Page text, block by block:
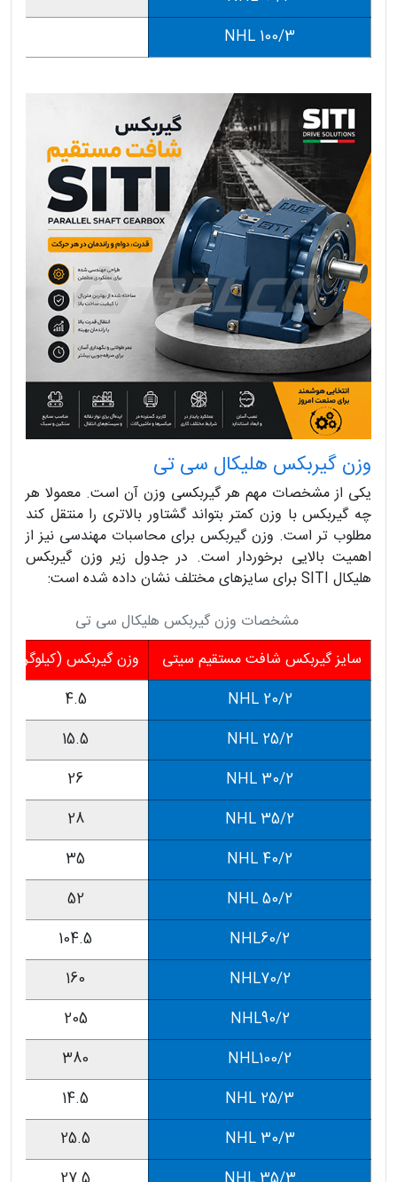
NHL 100/3
وزن گیربکس هلیکال سی تی
یکی از مشخصات مهم هر گیربکسی وزن آن است. معمولا هر
چه گیربکس با وزن کمتر بتواند گشتاور بالاتری را منتقل کند
مطلوب تر است. وزن گیربکس برای محاسبات مهندسی نیز از
اهمیت بالایی برخوردار است. در جدول زیر وزن گیربکس
هلیکال SITI برای سایزهای مختلف نشان داده شده است:
مشخصات وزن گیربکس هلیکال سی تی
سایز گیربکس شافت مستقیم سیتی
وزن گیربکس (کیلوگرم)
2/NHL 20
4.5
2/NHL 25
15.5
2/NHL 30
26
2/NHL 35
28
2/NHL 40
35
2/NHL 50
52
2/NHL60
104.5
2/NHL70
160
2/NHL90
205
2/NHL100
380
NHL 25/3
14.5
NHL 30/3
25.5